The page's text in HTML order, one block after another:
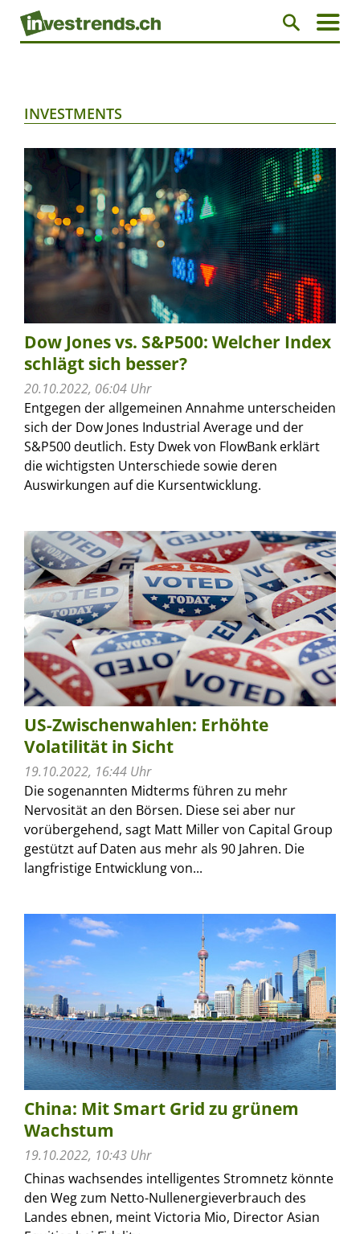
INVESTMENTS
Dow Jones vs. S&P500: Welcher Index
schlägt sich besser?
20.10.2022, 06:04 Uhr
Entgegen der allgemeinen Annahme unterscheiden
sich der Dow Jones Industrial Average und der
S&P500 deutlich. Esty Dwek von FlowBank erklärt
die wichtigsten Unterschiede sowie deren
Auswirkungen auf die Kursentwicklung.
US-Zwischenwahlen: Erhöhte
Volatilität in Sicht
19.10.2022, 16:44 Uhr
Die sogenannten Midterms führen zu mehr
Nervosität an den Börsen. Diese sei aber nur
vorübergehend, sagt Matt Miller von Capital Group
gestützt auf Daten aus mehr als 90 Jahren. Die
langfristige Entwicklung von...
China: Mit Smart Grid zu grünem
Wachstum
19.10.2022, 10:43 Uhr
Chinas wachsendes intelligentes Stromnetz könnte
den Weg zum Netto-Nullenergieverbrauch des
Landes ebnen, meint Victoria Mio, Director Asian